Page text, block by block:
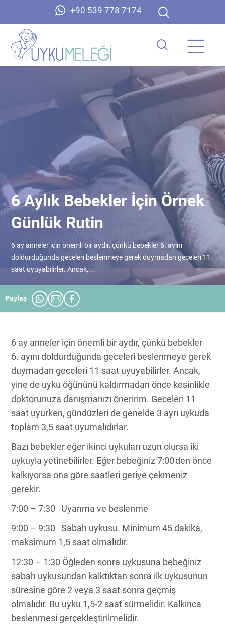
+90 539 778 7174
6 Aylık Bebekler İçin Örnek
Günlük Rutin
6 ay anneler için önemli bir aydır, çünkü bebekler 6. ayını
doldurduğunda geceleri beslenmeye gerek duymadan geceleri 11
saat uyuyabilirler. Ancak,...
Paylaş
6 ay anneler için önemli bir aydır, çünkü bebekler
6. ayını doldurduğunda geceleri beslenmeye gerek
duymadan geceleri 11 saat uyuyabilirler. Ancak,
yine de uyku öğününü kaldırmadan önce kesinlikle
doktorunuza danışmanızı öneririm. Geceleri 11
saat uyurken, gündüzleri de genelde 3 ayrı uykuda
toplam 3,5 saat uyumalıdırlar.
Bazı bebekler eğer ikinci uykuları uzun olursa iki
uykuyla yetinebilirler. Eğer bebeğiniz 7:00′den önce
kalkıyorsa ona göre saatleri geriye çekmeniz
gerekir.
7:00 – 7:30 Uyanma ve beslenme
9:00 – 9:30 Sabah uykusu. Minimum 45 dakika,
maksimum 1,5 saat olmalıdır.
12:30 – 1:30 Öğleden sonra uykusuna bebeğiniz
sabah uykusundan kalktıktan sonra ilk uykusunun
süresine göre 2 veya 3 saat sonra geçmiş
olmalıdır. Bu uyku 1,5-2 saat sürmelidir. Kalkınca
beslenmesi gerçekleştirilmelidir.